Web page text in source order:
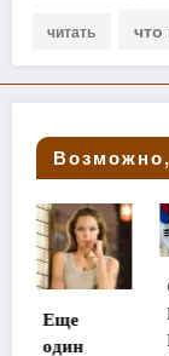
читать что
Сын
Брэда
Питта